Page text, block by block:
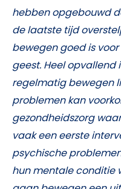
hebben opgebouwd
de laatste tijd
bewegen goed is
geest. Heel
regelmatig bewegen
problemen kan
gezondheidszorg
vaak een eerste
psychische
hun mentale conditie